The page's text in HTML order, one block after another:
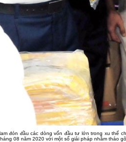
đón đầu các dòng vốn đầu tư lớn trong xu thế
08 năm 2020 với một số giải pháp nhằm tháo